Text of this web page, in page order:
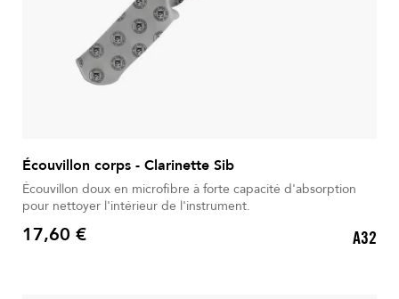
Écouvillon corps - Clarinette Sib
Écouvillon doux en microfibre à forte capacité d'absorption
pour nettoyer l'intérieur de l'instrument.
Prix
17,60 € A32